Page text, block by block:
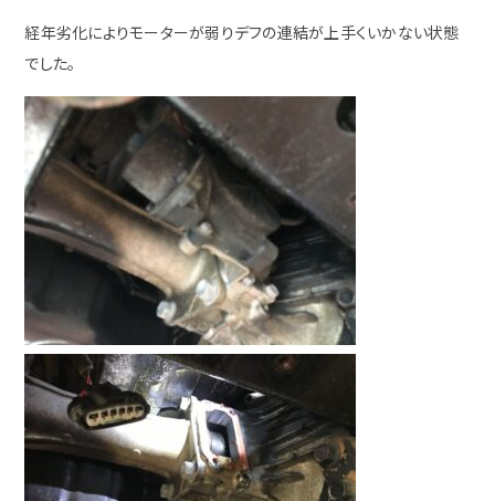
経年劣化によりモーターが弱りデフの連結が上手くいかない状態
でした。